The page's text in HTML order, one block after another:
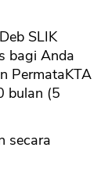
SLIK
bagi Anda
PermataKTA
bulan (5
secara